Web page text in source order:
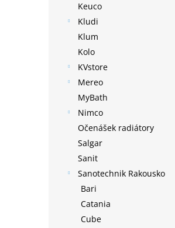
Keuco
Kludi
Klum
Kolo
KVstore
Mereo
MyBath
Nimco
Očenášek radiátory
Salgar
Sanit
Sanotechnik Rakousko
Bari
Catania
Cube